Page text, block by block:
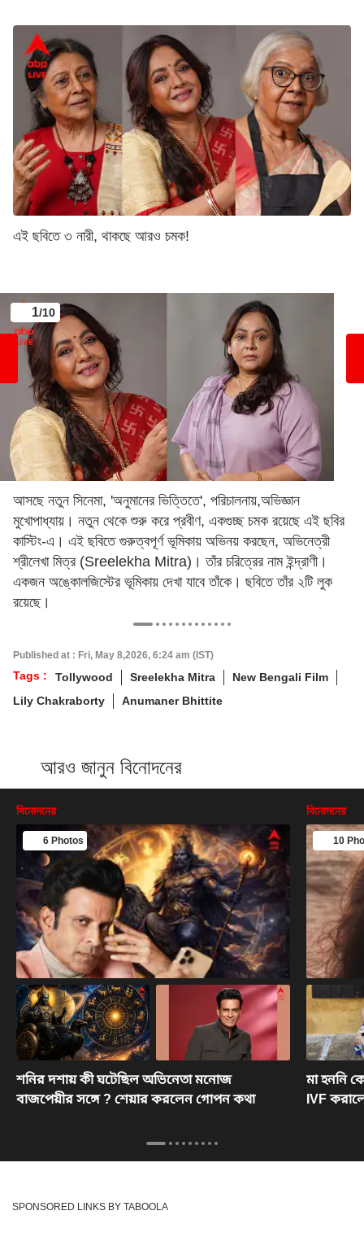
এই ছবিতে ৩ নারী, থাকছে আরও চমক!
1/10
আসছে নতুন সিনেমা, 'অনুমানের ভিত্তিতে', পরিচালনায়,অভিজ্ঞান
মুখোপাধ্যায়। নতুন থেকে শুরু করে প্রবীণ, একগুচ্ছ চমক রয়েছে এই ছবির
কাস্টিং-এ। এই ছবিতে গুরুত্বপূর্ণ ভূমিকায় অভিনয় করছেন, অভিনেত্রী
শ্রীলেখা মিত্র (Sreelekha Mitra)। তাঁর চরিত্রের নাম ইন্দ্রাণী।
একজন অঙ্কোলজিস্টের ভূমিকায় দেখা যাবে তাঁকে। ছবিতে তাঁর ২টি লুক
রয়েছে।
Published at : Fri, May 8,2026, 6:24 am (IST)
Tags : Tollywood Sreelekha Mitra
New Bengali Film
Lily Chakraborty
Anumaner Bhittite
আরও জানুন বিনোদনের
বিনোদনের
6 Photos
শনির দশায় কী ঘটেছিল অভিনেতা মনোজ
বাজপেয়ীর সঙ্গে ? শেয়ার করলেন গোপন কথা
বিনোদনের
10
মা হননি
IVF
SPONSORED LINKS BY TABOOLA